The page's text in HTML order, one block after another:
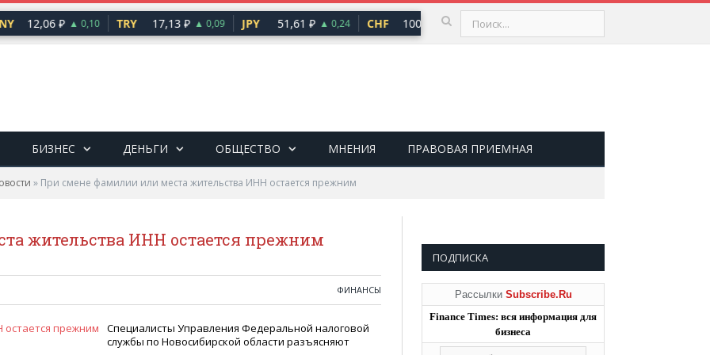
12,06 ₽ ▲ 0,10 TRY 17,13 ₽ ▲ 0,09 JPY 51,61 ₽ ▲ 0,24 CHF 100,66 ₽ ▲ 0,73 USD
БИЗНЕС ДЕНЬГИ ОБЩЕСТВО МНЕНИЯ ПРАВОВАЯ ПРИЕМНАЯ
» При смене фамилии или места жительства ИНН остается прежним
жительства ИНН остается прежним
ФИНАНСЫ
Специалисты Управления Федеральной налоговой
службы по Новосибирской области разъясняют
ПОДПИСКА
Рассылки Subscribe.Ru
Finance Times: вся информация для
бизнеса